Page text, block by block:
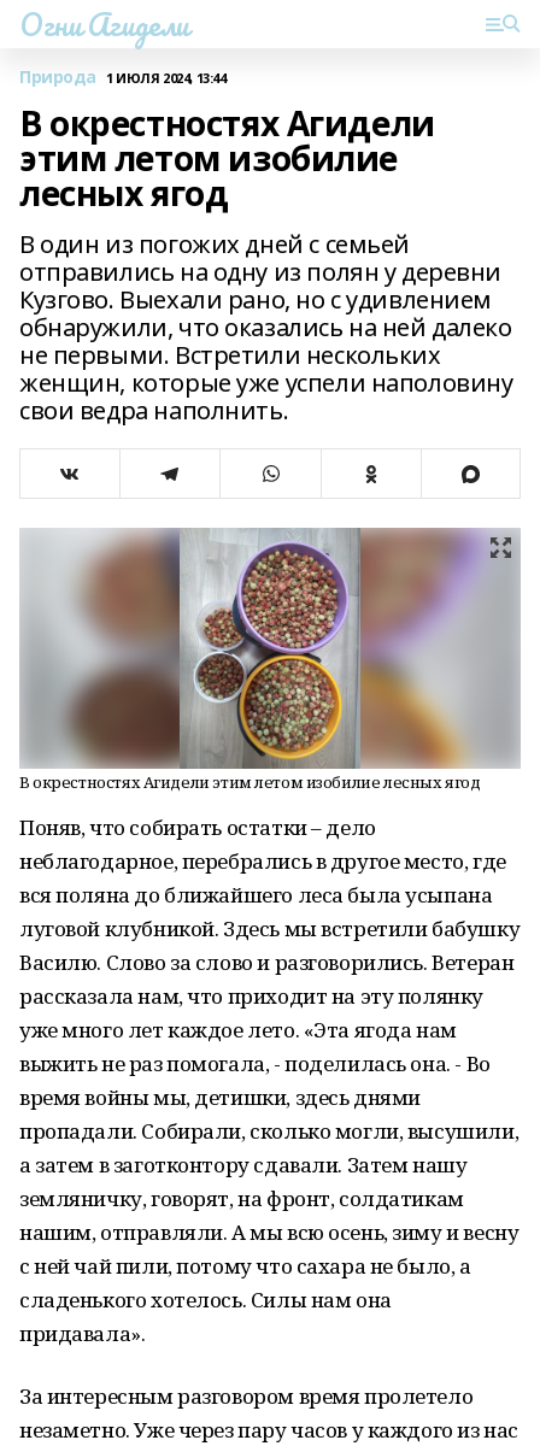
Огни Агидели
Природа 1 ИЮЛЯ 2024, 13:44
В окрестностях Агидели
этим летом изобилие
лесных ягод
В один из погожих дней с семьей
отправились на одну из полян у деревни
Кузгово. Выехали рано, но с удивлением
обнаружили, что оказались на ней далеко
не первыми. Встретили нескольких
женщин, которые уже успели наполовину
свои ведра наполнить.
В окрестностях Агидели этим летом изобилие лесных ягод
Поняв, что собирать остатки – дело
неблагодарное, перебрались в другое место, где
вся поляна до ближайшего леса была усыпана
луговой клубникой. Здесь мы встретили бабушку
Василю. Слово за слово и разговорились. Ветеран
рассказала нам, что приходит на эту полянку
уже много лет каждое лето. «Эта ягода нам
выжить не раз помогала, - поделилась она. - Во
время войны мы, детишки, здесь днями
пропадали. Собирали, сколько могли, высушили,
а затем в заготконтору сдавали. Затем нашу
земляничку, говорят, на фронт, солдатикам
нашим, отправляли. А мы всю осень, зиму и весну
с ней чай пили, потому что сахара не было, а
сладенького хотелось. Силы нам она
придавала».
За интересным разговором время пролетело
незаметно. Уже через пару часов у каждого из нас